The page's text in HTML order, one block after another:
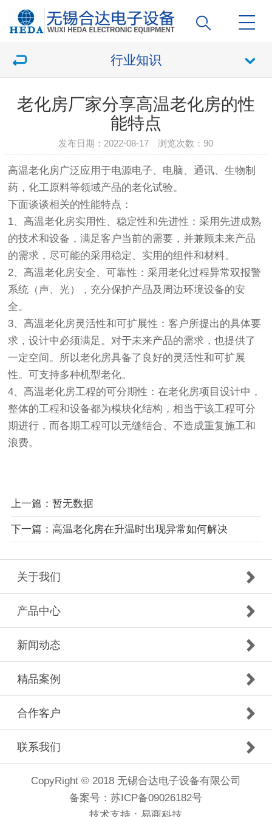
行业知识
老化房厂家分享高温老化房的性
能特点
发布日期：2022-08-17 浏览次数： 90
高温老化房广泛应用于电源电子、电脑、通讯、生物制
药，化工原料等领域产品的老化试验。
下面谈谈相关的性能特点：
1、 高温老化房实用性、稳定性和先进性：采用先进成熟
的技术和设备，满足客户当前的需要，并兼顾未来产品
的需求，尽可能的采用稳定、实用的组件和材料。
2、 高温老化房安全、可靠性：采用老化过程异常双报警
系统（声、光），充分保护产品及周边环境设备的安
全。
3、 高温老化房灵活性和可扩展性：客户所提出的具体要
求，设计中必须满足。对于未来产品的需求，也提供了
一定空间。所以老化房具备了良好的灵活性和可扩展
性。可支持多种机型老化。
4、 高温老化房工程的可分期性：在老化房项目设计中，
整体的工程和设备都为模块化结构，相当于该工程可分
期进行，而各期工程可以无缝结合、不造成重复施工和
浪费。
上一篇：暂无数据
下一篇：高温老化房在升温时出现异常如何解决
关于我们
产品中心
新闻动态
精品案例
合作客户
联系我们
CopyRight © 2018 无锡合达电子设备有限公司
备案号：苏ICP备09026182号